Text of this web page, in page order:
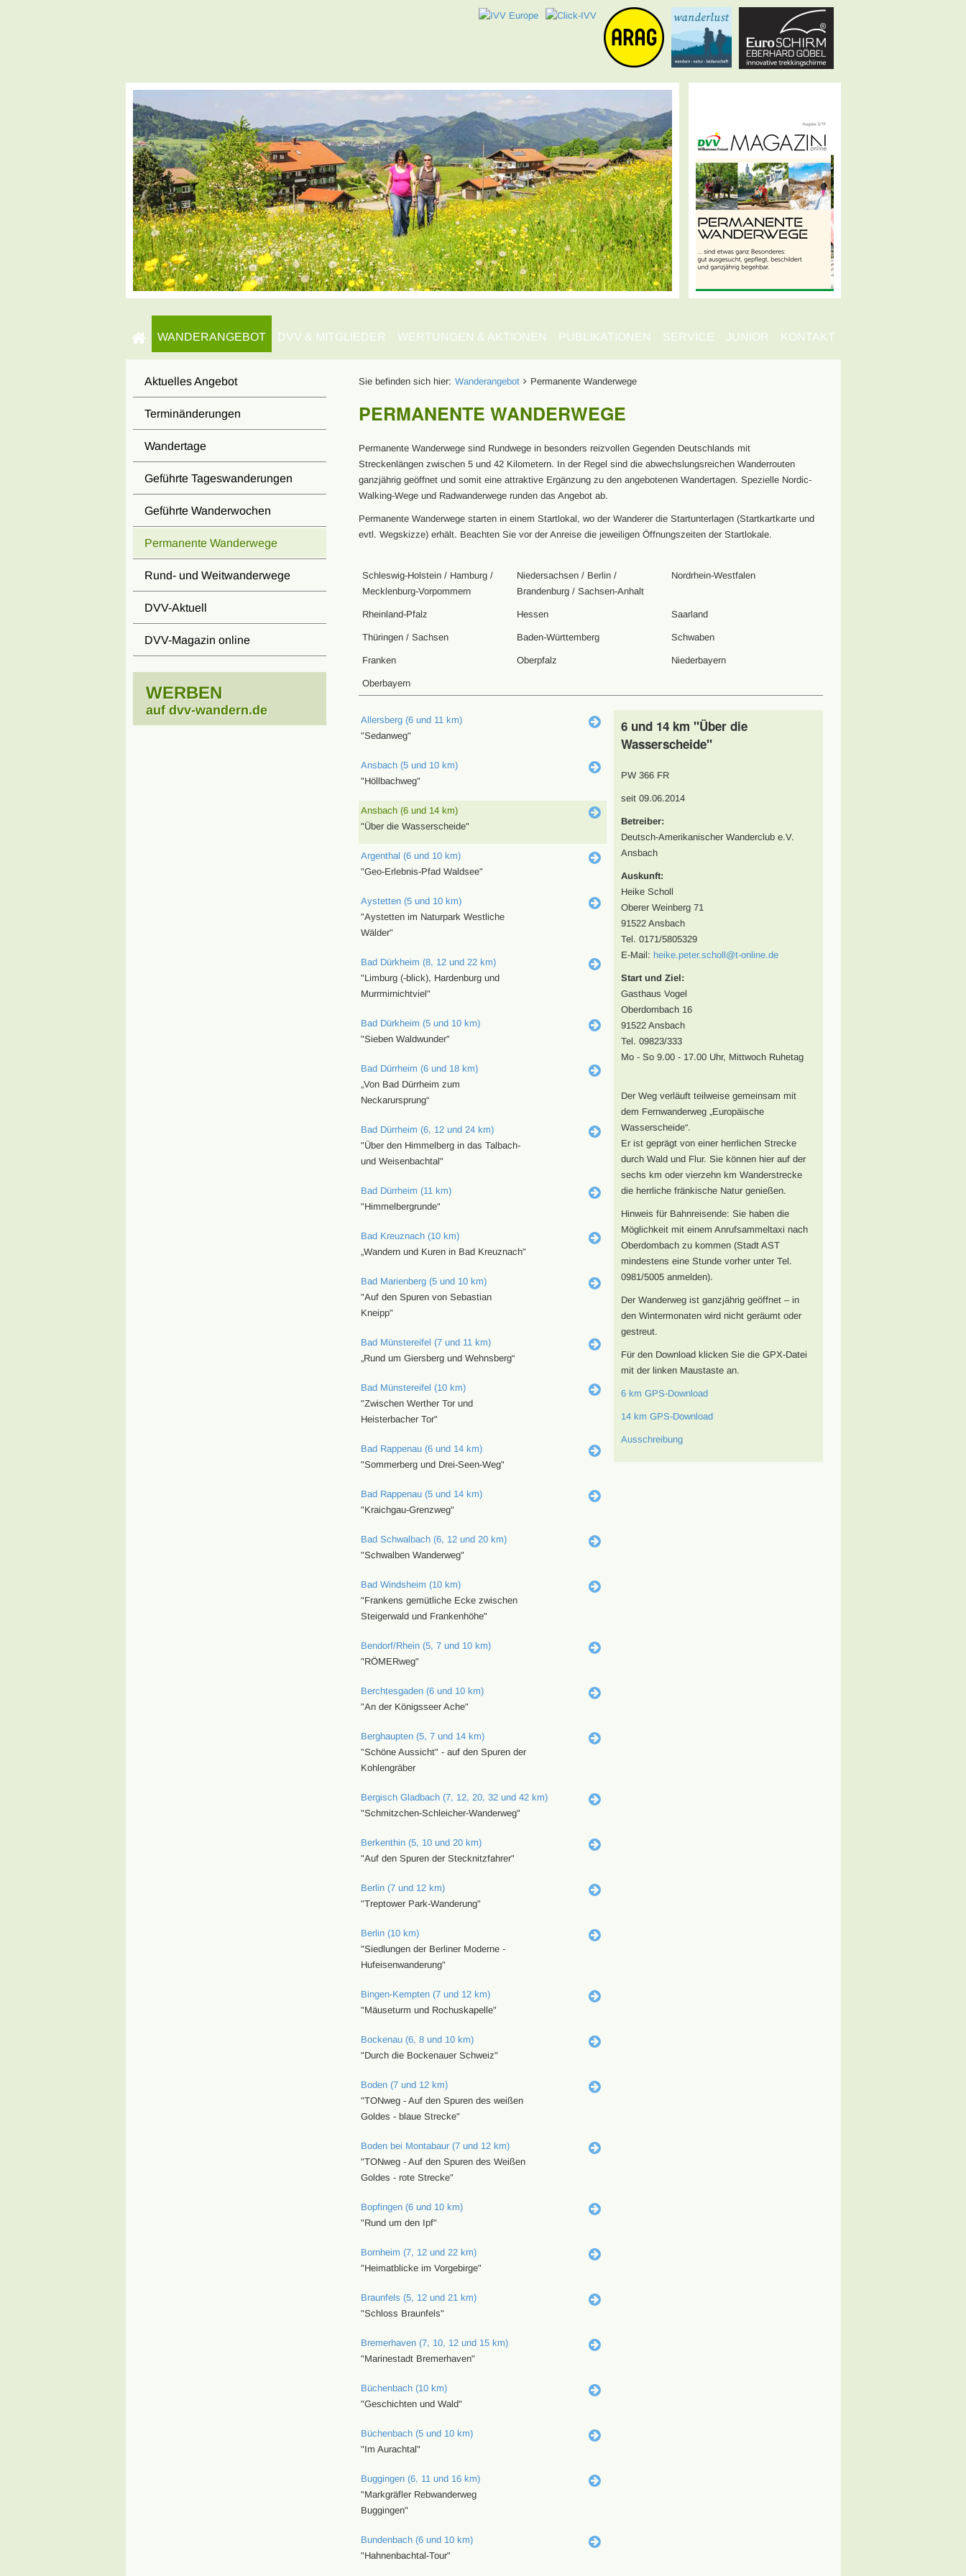
WANDERANGEBOT DVV & MITGLIEDER WERTUNGEN & AKTIONEN PUBLIKATIONEN SERVICE JUNIOR KONTAKT
Sie befinden sich hier: Wanderangebot Permanente Wanderwege
PERMANENTE WANDERWEGE
Permanente Wanderwege sind Rundwege in besonders reizvollen Gegenden Deutschlands mit
Streckenlängen zwischen 5 und 42 Kilometern. In der Regel sind die abwechslungsreichen Wanderrouten
ganzjährig geöffnet und somit eine attraktive Ergänzung zu den angebotenen Wandertagen. Spezielle Nordic-
Walking-Wege und Radwanderwege runden das Angebot ab.
Permanente Wanderwege starten in einem Startlokal, wo der Wanderer die Startunterlagen (Startkartkarte und
evtl. Wegskizze) erhält. Beachten Sie vor der Anreise die jeweiligen Öffnungszeiten der Startlokale.
Schleswig-Holstein / Hamburg /
Mecklenburg-Vorpommern
Niedersachsen / Berlin /
Brandenburg / Sachsen-Anhalt
Nordrhein-Westfalen
Rheinland-Pfalz Hessen Saarland
Thüringen / Sachsen Baden-Württemberg Schwaben
Franken Oberpfalz Niederbayern
Oberbayern
Allersberg (6 und 11 km)
"Sedanweg"
Ansbach (5 und 10 km)
"Höllbachweg"
Ansbach (6 und 14 km)
"Über die Wasserscheide"
Argenthal (6 und 10 km)
"Geo-Erlebnis-Pfad Waldsee"
Aystetten (5 und 10 km)
"Aystetten im Naturpark Westliche
Wälder"
Bad Dürkheim (8, 12 und 22 km)
"Limburg (-blick), Hardenburg und
Murrmirnichtviel"
Bad Dürkheim (5 und 10 km)
"Sieben Waldwunder"
Bad Dürrheim (6 und 18 km)
„Von Bad Dürrheim zum
Neckarursprung“
Bad Dürrheim (6, 12 und 24 km)
"Über den Himmelberg in das Talbach-
und Weisenbachtal"
Bad Dürrheim (11 km)
"Himmelbergrunde"
Bad Kreuznach (10 km)
„Wandern und Kuren in Bad Kreuznach"
Bad Marienberg (5 und 10 km)
"Auf den Spuren von Sebastian
Kneipp"
Bad Münstereifel (7 und 11 km)
„Rund um Giersberg und Wehnsberg“
Bad Münstereifel (10 km)
"Zwischen Werther Tor und
Heisterbacher Tor"
Bad Rappenau (6 und 14 km)
"Sommerberg und Drei-Seen-Weg"
Bad Rappenau (5 und 14 km)
"Kraichgau-Grenzweg"
Bad Schwalbach (6, 12 und 20 km)
"Schwalben Wanderweg"
Bad Windsheim (10 km)
"Frankens gemütliche Ecke zwischen
Steigerwald und Frankenhöhe"
Bendorf/Rhein (5, 7 und 10 km)
"RÖMERweg"
Berchtesgaden (6 und 10 km)
"An der Königsseer Ache"
Berghaupten (5, 7 und 14 km)
"Schöne Aussicht" - auf den Spuren der
Kohlengräber
Bergisch Gladbach (7, 12, 20, 32 und 42 km)
"Schmitzchen-Schleicher-Wanderweg"
Berkenthin (5, 10 und 20 km)
"Auf den Spuren der Stecknitzfahrer"
Berlin (7 und 12 km)
"Treptower Park-Wanderung"
Berlin (10 km)
"Siedlungen der Berliner Moderne -
Hufeisenwanderung"
Bingen-Kempten (7 und 12 km)
"Mäuseturm und Rochuskapelle"
Bockenau (6, 8 und 10 km)
"Durch die Bockenauer Schweiz"
Boden (7 und 12 km)
"TONweg - Auf den Spuren des weißen
Goldes - blaue Strecke"
Boden bei Montabaur (7 und 12 km)
"TONweg - Auf den Spuren des Weißen
Goldes - rote Strecke"
Bopfingen (6 und 10 km)
"Rund um den Ipf"
Bornheim (7, 12 und 22 km)
"Heimatblicke im Vorgebirge"
Braunfels (5, 12 und 21 km)
"Schloss Braunfels"
Bremerhaven (7, 10, 12 und 15 km)
"Marinestadt Bremerhaven"
Büchenbach (10 km)
"Geschichten und Wald"
Büchenbach (5 und 10 km)
"Im Aurachtal"
Buggingen (6, 11 und 16 km)
"Markgräfler Rebwanderweg
Buggingen"
Bundenbach (6 und 10 km)
"Hahnenbachtal-Tour"
6 und 14 km "Über die
Wasserscheide"
PW 366 FR
seit 09.06.2014
Betreiber:
Deutsch-Amerikanischer Wanderclub e.V.
Ansbach
Auskunft:
Heike Scholl
Oberer Weinberg 71
91522 Ansbach
Tel. 0171/5805329
E-Mail: heike.peter.scholl@t-online.de
Start und Ziel:
Gasthaus Vogel
Oberdombach 16
91522 Ansbach
Tel. 09823/333
Mo - So 9.00 - 17.00 Uhr, Mittwoch Ruhetag
Der Weg verläuft teilweise gemeinsam mit
dem Fernwanderweg „Europäische
Wasserscheide“.
Er ist geprägt von einer herrlichen Strecke
durch Wald und Flur. Sie können hier auf der
sechs km oder vierzehn km Wanderstrecke
die herrliche fränkische Natur genießen.
Hinweis für Bahnreisende: Sie haben die
Möglichkeit mit einem Anrufsammeltaxi nach
Oberdombach zu kommen (Stadt AST
mindestens eine Stunde vorher unter Tel.
0981/5005 anmelden).
Der Wanderweg ist ganzjährig geöffnet – in
den Wintermonaten wird nicht geräumt oder
gestreut.
Für den Download klicken Sie die GPX-Datei
mit der linken Maustaste an.
6 km GPS-Download
14 km GPS-Download
Ausschreibung
Aktuelles Angebot
Terminänderungen
Wandertage
Geführte Tageswanderungen
Geführte Wanderwochen
Permanente Wanderwege
Rund- und Weitwanderwege
DVV-Aktuell
DVV-Magazin online
WERBEN
auf dvv-wandern.de